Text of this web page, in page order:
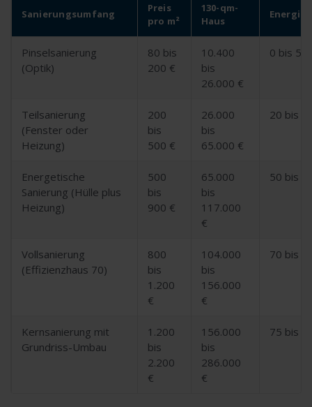
Sanierungsumfang
Preis
pro m²
130-qm-
Haus
Pinselsanierung
(Optik)
80 bis
200 €
10.400
bis
26.000 €
0 bis 5
Teilsanierung
(Fenster oder
Heizung)
200
bis
500 €
26.000
bis
65.000 €
20 bis
Energetische
Sanierung (Hülle plus
Heizung)
500
bis
900 €
65.000
bis
117.000
€
50 bis
Vollsanierung
(Effizienzhaus 70)
800
bis
1.200
€
104.000
bis
156.000
€
70 bis
Kernsanierung mit
Grundriss-Umbau
1.200
bis
2.200
€
156.000
bis
286.000
€
75 bis